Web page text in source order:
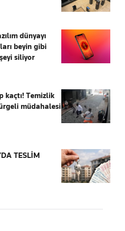
dünyayı
beyin gibi
siliyor
kaçtı! Temizlik
müdahalesi
TESLİM